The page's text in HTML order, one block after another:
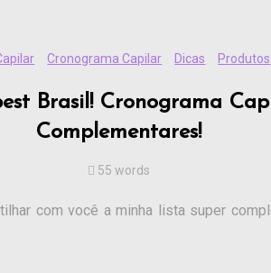
Cronograma Capilar Dicas Produtos
Brasil! Cronograma
Complementares!
55 words
com você a minha lista super